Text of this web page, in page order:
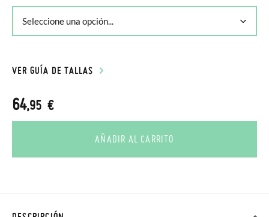
VER GUÍA DE TALLAS
64,95 €
AÑADIR AL CARRITO